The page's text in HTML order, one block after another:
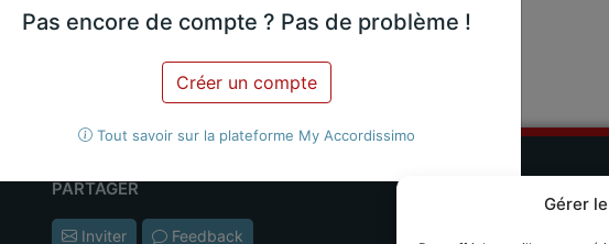
Gérer
PARTAGER
Inviter Feedback
Pas encore de compte ? Pas de problème !
Créer un compte
Tout savoir sur la plateforme My Accordissimo